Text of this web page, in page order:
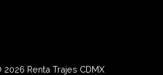
Renta Trajes CDMX